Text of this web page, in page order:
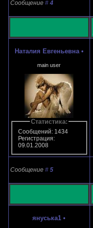
Сообщение # 4
Наталия Евгеньевна •
main user
Статистика:
Сообщений: 1434
Регистрация:
09.01.2008
Сообщение # 5
януська1 •